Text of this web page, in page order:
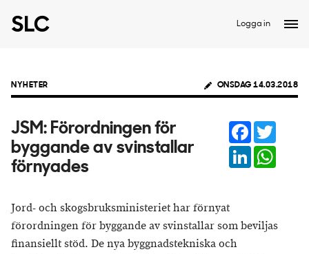
Logga in
NYHETER ONSDAG 14.03.2018
JSM: Förordningen för
byggande av svinstallar
förnyades
Facebook
LinkedIn
Jord- och skogsbruksministeriet har förnyat
förordningen för byggande av svinstallar som beviljas
finansiellt stöd. De nya byggnadstekniska och